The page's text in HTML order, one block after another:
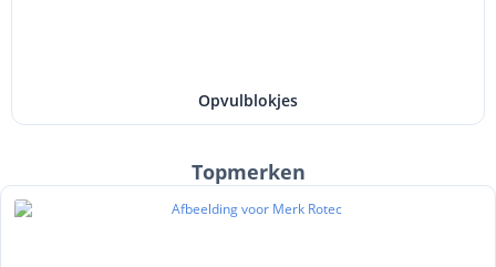
Opvulblokjes
Topmerken